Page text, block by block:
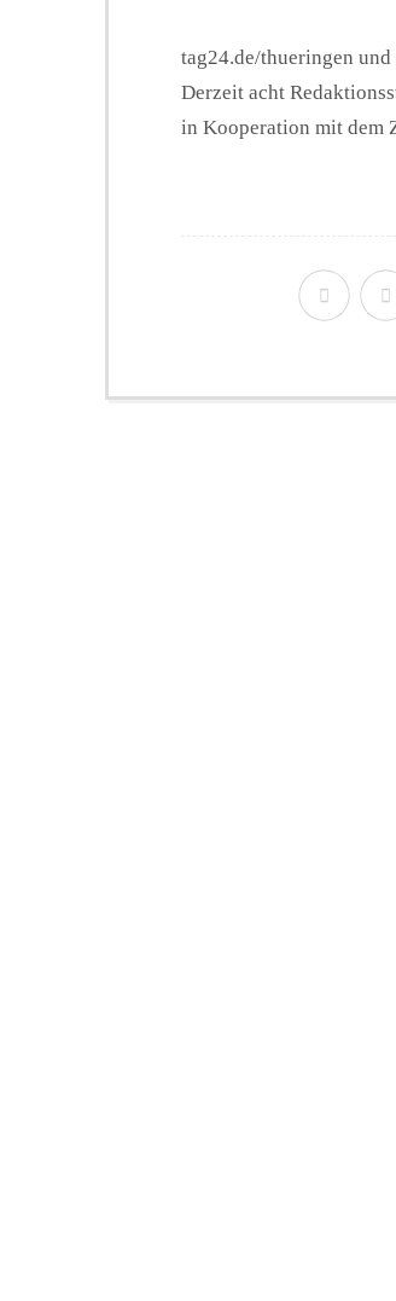
tag24.de/thueringen
Derzeit acht
in Kooperation mit dem